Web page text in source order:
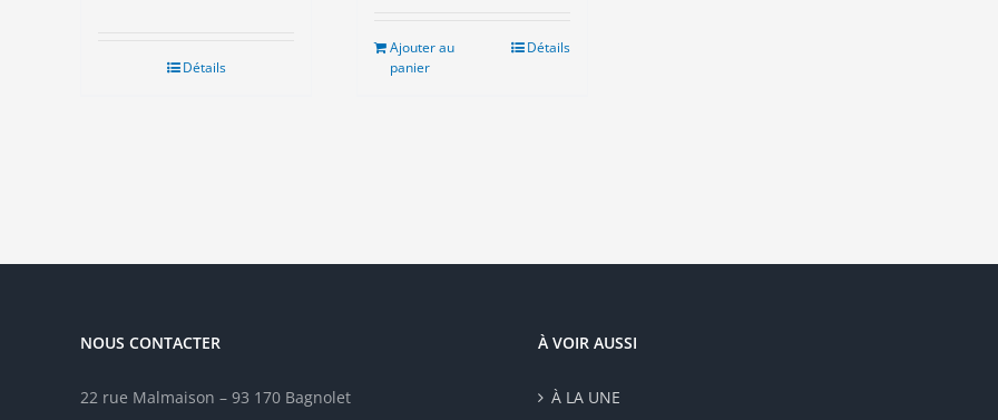
Détails
Ajouter au
panier
Détails
NOUS CONTACTER
22 rue Malmaison – 93 170 Bagnolet
À VOIR AUSSI
À LA UNE